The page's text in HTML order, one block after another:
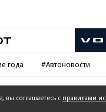
года #Автоновости
вы соглашаетесь с правилами